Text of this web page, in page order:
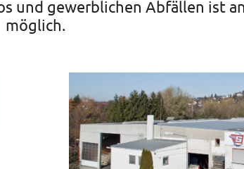
und gewerblichen Abfällen ist
möglich.